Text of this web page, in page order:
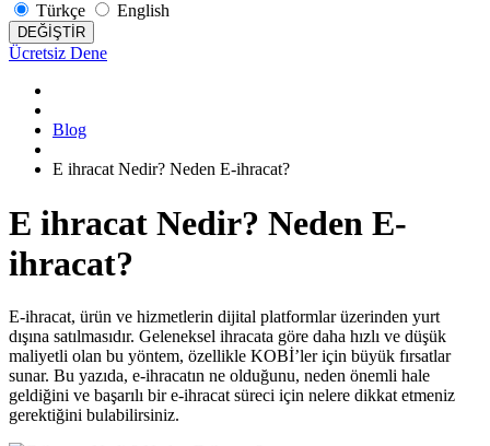
Türkçe
English
DEĞİŞTİR
Ücretsiz Dene
Blog
E ihracat Nedir? Neden E-ihracat?
E ihracat Nedir? Neden E-
ihracat?
E-ihracat, ürün ve hizmetlerin dijital platformlar üzerinden yurt
dışına satılmasıdır. Geleneksel ihracata göre daha hızlı ve düşük
maliyetli olan bu yöntem, özellikle KOBİ’ler için büyük fırsatlar
sunar. Bu yazıda, e-ihracatın ne olduğunu, neden önemli hale
geldiğini ve başarılı bir e-ihracat süreci için nelere dikkat etmeniz
gerektiğini bulabilirsiniz.